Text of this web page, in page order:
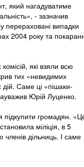
який нагадуватиме
- зазначив
перераховані випадки
2004 року та
які взяли всю
тих «невидимих
дій. Саме ці «пішаки-
Юрій Луценко.
підкупити громадян.
міліція, в 5
членів дільниць. І саме